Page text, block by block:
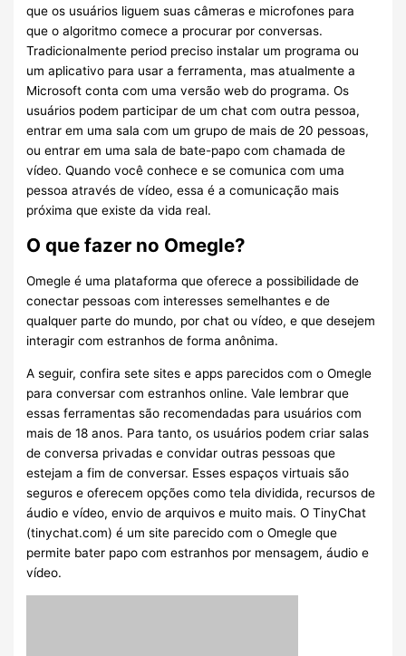
que os usuários liguem suas câmeras e microfones para
que o algoritmo comece a procurar por conversas.
Tradicionalmente period preciso instalar um programa ou
um aplicativo para usar a ferramenta, mas atualmente a
Microsoft conta com uma versão web do programa. Os
usuários podem participar de um chat com outra pessoa,
entrar em uma sala com um grupo de mais de 20 pessoas,
ou entrar em uma sala de bate-papo com chamada de
vídeo. Quando você conhece e se comunica com uma
pessoa através de vídeo, essa é a comunicação mais
próxima que existe da vida real.
O que fazer no Omegle?
Omegle é uma plataforma que oferece a possibilidade de
conectar pessoas com interesses semelhantes e de
qualquer parte do mundo, por chat ou vídeo, e que desejem
interagir com estranhos de forma anônima.
A seguir, confira sete sites e apps parecidos com o Omegle
para conversar com estranhos online. Vale lembrar que
essas ferramentas são recomendadas para usuários com
mais de 18 anos. Para tanto, os usuários podem criar salas
de conversa privadas e convidar outras pessoas que
estejam a fim de conversar. Esses espaços virtuais são
seguros e oferecem opções como tela dividida, recursos de
áudio e vídeo, envio de arquivos e muito mais. O TinyChat
(tinychat.com) é um site parecido com o Omegle que
permite bater papo com estranhos por mensagem, áudio e
vídeo.